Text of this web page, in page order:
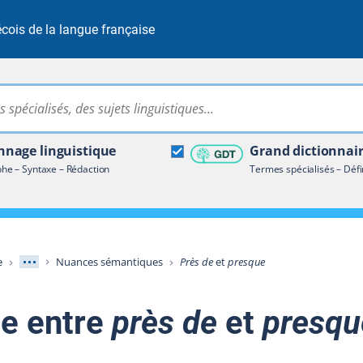
de la langue française
Rechercher dans tout le site
linguistique
– Syntaxe – Rédaction
Grand
Termes spécialisés –
terminologique
Afficher les niveaux intermédiaires
Nuances sémantiques Près deetpresque
entre près de et